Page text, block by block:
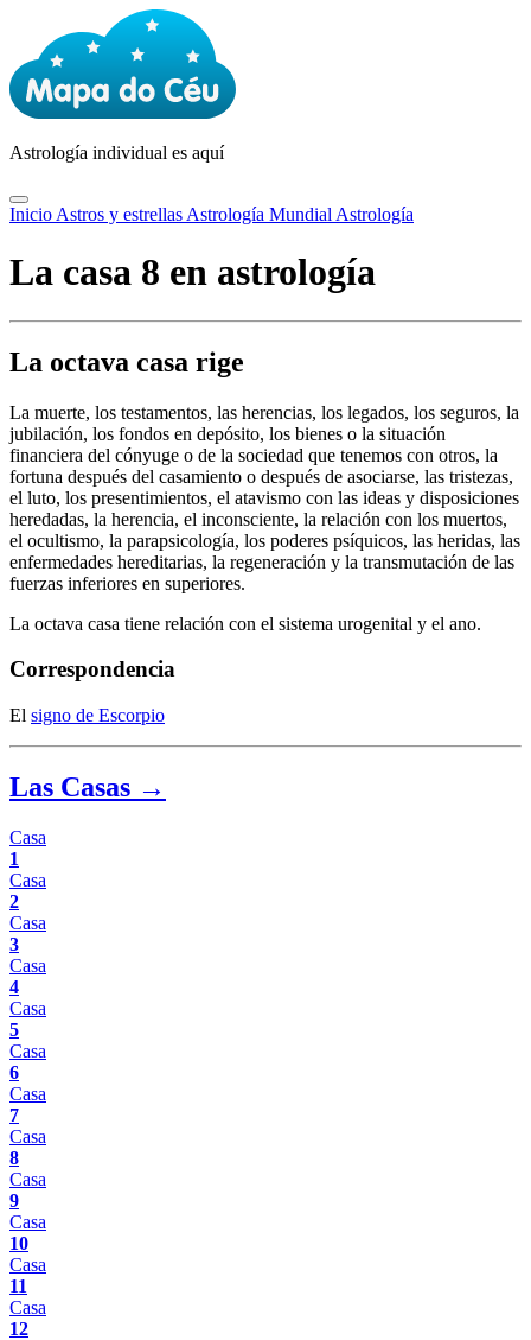
Astrología individual es aquí
Inicio Astros y estrellas Astrología Mundial Astrología
La casa 8 en astrología
La octava casa rige
La muerte, los testamentos, las herencias, los legados, los seguros, la
jubilación, los fondos en depósito, los bienes o la situación
financiera del cónyuge o de la sociedad que tenemos con otros, la
fortuna después del casamiento o después de asociarse, las tristezas,
el luto, los presentimientos, el atavismo con las ideas y disposiciones
heredadas, la herencia, el inconsciente, la relación con los muertos,
el ocultismo, la parapsicología, los poderes psíquicos, las heridas, las
enfermedades hereditarias, la regeneración y la transmutación de las
fuerzas inferiores en superiores.
La octava casa tiene relación con el sistema urogenital y el ano.
Correspondencia
El signo de Escorpio
Las Casas →
Casa
1
Casa
2
Casa
3
Casa
4
Casa
5
Casa
6
Casa
7
Casa
8
Casa
9
Casa
10
Casa
11
Casa
12